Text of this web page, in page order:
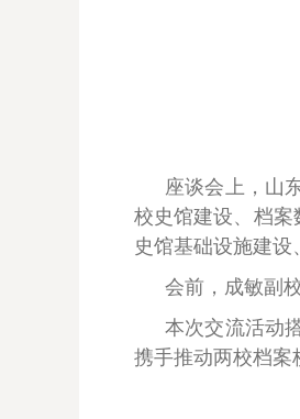
座谈会上，山
校史馆建设、档
史馆基础设施建设
会前，成敏副
本次交流活动
携手推动两校档案